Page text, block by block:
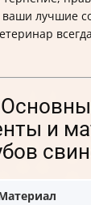
лучшие
и